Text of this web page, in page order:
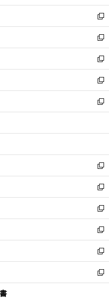
開
く
ウ
で
開
く
ン
ド
ウ
で
開
く
ウ
ィ
ン
ド
ウ
で
開
く
新
し
い
ウ
ィ
ン
ド
ウ
で
開
新
し
い
ウ
ィ
ン
ド
ウ
開
新
し
い
ウ
ィ
ン
ウ
開
く
新
し
い
ウ
ン
ウ
で
開
く
新
し
ウ
ン
ド
ウ
で
開
く
新
し
い
ウ
ィ
ン
ド
ウ
で
開
く
新
し
い
ウ
ィ
ン
ド
ウ
で
開
新
し
い
ウ
ィ
ン
ド
ウ
新
し
い
ウ
ィ
ン
新
し
い
ウ
新
し